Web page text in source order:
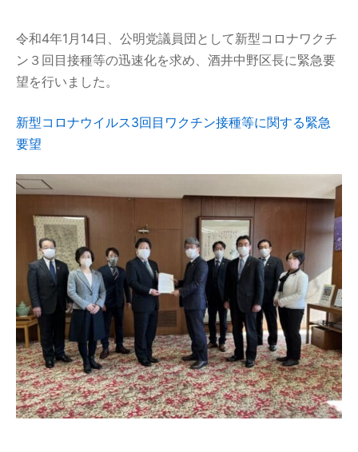
令和4年1月14日、公明党議員団として新型コロナワクチ
ン３回目接種等の迅速化を求め、酒井中野区長に緊急要
望を行いました。
新型コロナウイルス3回目ワクチン接種等に関する緊急
要望